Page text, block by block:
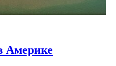
Америке